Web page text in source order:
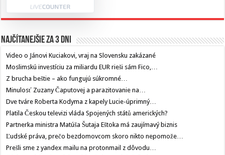
Najčítanejšie za 3 dni
Video o Jánovi Kuciakovi, vraj na Slovensku zakázané
Moslimskú investíciu za miliardu EUR rieši sám Fico,…
Z brucha beštie – ako fungujú súkromné…
Minulosť Zuzany Čaputovej a parazitovanie na…
Dve tváre Roberta Kodyma z kapely Lucie-úprimný…
Platila Českou televizi vláda Spojených států amerických?
Partnerka ministra Matúša Šutaja Eštoka má zaujímavý biznis
Ľudské práva, prečo bezdomovcom skoro nikto nepomože…
Prešli sme z yandex mailu na protonmail z dôvodu…